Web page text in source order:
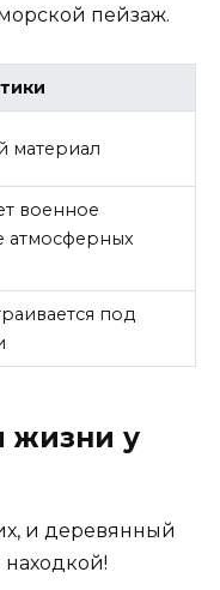
пейзаж.
материал
военное
атмосферных
под
жизни у
и деревянный